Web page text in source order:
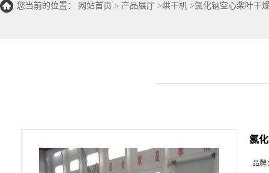
您当前的位置： 网站首页 > 产品展厅 >烘干机 >氯化钠空心桨叶干
氯
品牌